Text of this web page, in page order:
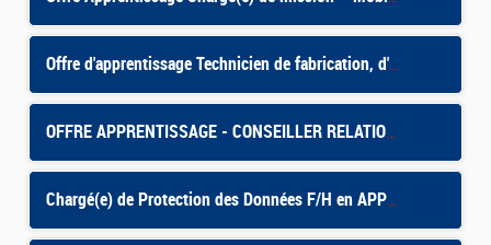
Offre d'apprentissage Technicien de fabrication, d'édition et de graphisme H/F
OFFRE APPRENTISSAGE - CONSEILLER RELATION ENTREPRISE - GUERET
Chargé(e) de Protection des Données F/H en APPRENTISSAGE